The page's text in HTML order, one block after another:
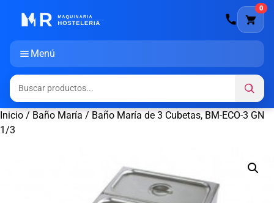
Menú
0
Inicio / Baño María / Baño María de 3 Cubetas, BM-ECO-3 GN
1/3